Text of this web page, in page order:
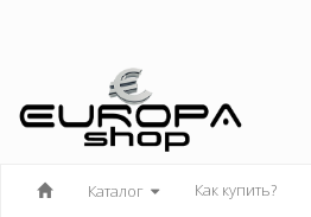
Каталог Как купить?